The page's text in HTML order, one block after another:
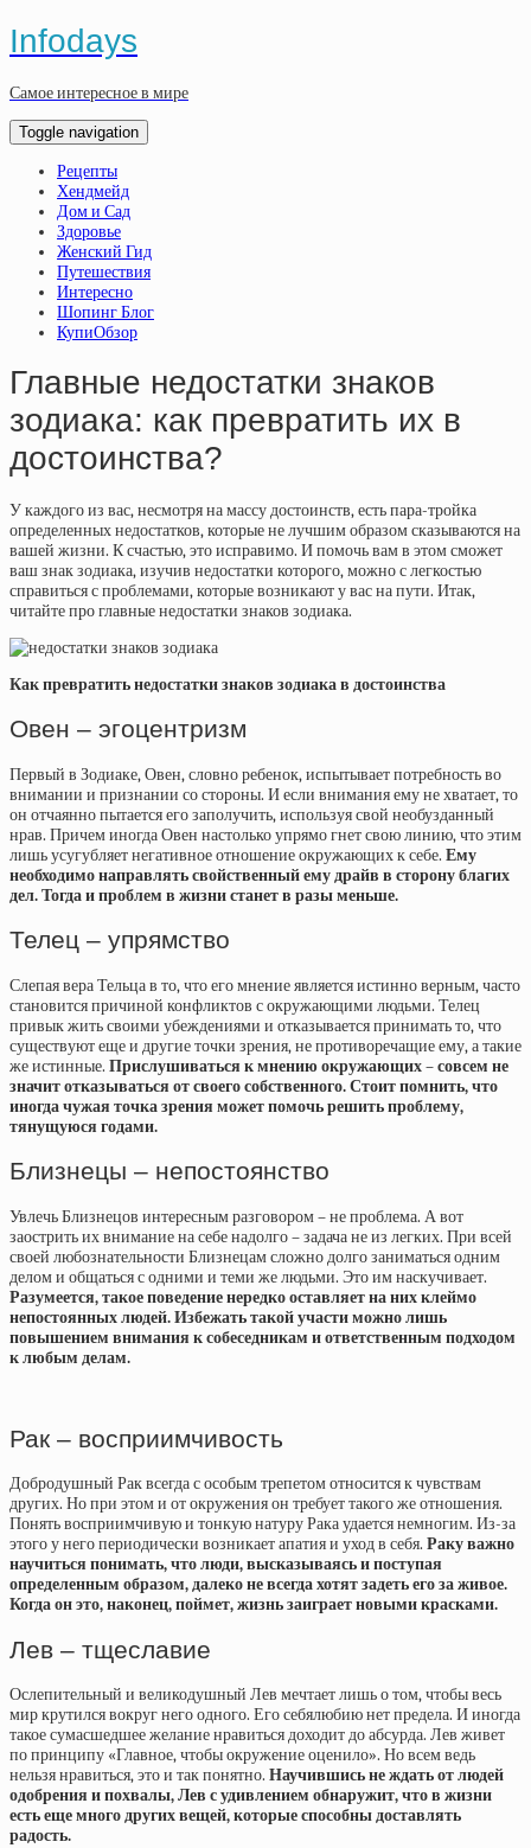
Infodays
Самое интересное в мире
Toggle navigation
Рецепты
Хендмейд
Дом и Сад
Здоровье
Женский Гид
Путешествия
Интересно
Шопинг Блог
КупиОбзор
Главные недостатки знаков
зодиака: как превратить их в
достоинства?
У каждого из вас, несмотря на массу достоинств, есть пара-тройка
определенных недостатков, которые не лучшим образом сказываются на
вашей жизни. К счастью, это исправимо. И помочь вам в этом сможет
ваш знак зодиака, изучив недостатки которого, можно с легкостью
справиться с проблемами, которые возникают у вас на пути. Итак,
читайте про главные недостатки знаков зодиака.
Как превратить недостатки знаков зодиака в достоинства
Овен – эгоцентризм
Первый в Зодиаке, Овен, словно ребенок, испытывает потребность во
внимании и признании со стороны. И если внимания ему не хватает, то
он отчаянно пытается его заполучить, используя свой необузданный
нрав. Причем иногда Овен настолько упрямо гнет свою линию, что этим
лишь усугубляет негативное отношение окружающих к себе. Ему
необходимо направлять свойственный ему драйв в сторону благих
дел. Тогда и проблем в жизни станет в разы меньше.
Телец – упрямство
Слепая вера Тельца в то, что его мнение является истинно верным, часто
становится причиной конфликтов с окружающими людьми. Телец
привык жить своими убеждениями и отказывается принимать то, что
существуют еще и другие точки зрения, не противоречащие ему, а такие
же истинные. Прислушиваться к мнению окружающих – совсем не
значит отказываться от своего собственного. Стоит помнить, что
иногда чужая точка зрения может помочь решить проблему,
тянущуюся годами.
Близнецы – непостоянство
Увлечь Близнецов интересным разговором – не проблема. А вот
заострить их внимание на себе надолго – задача не из легких. При всей
своей любознательности Близнецам сложно долго заниматься одним
делом и общаться с одними и теми же людьми. Это им наскучивает.
Разумеется, такое поведение нередко оставляет на них клеймо
непостоянных людей. Избежать такой участи можно лишь
повышением внимания к собеседникам и ответственным подходом
к любым делам.
Рак – восприимчивость
Добродушный Рак всегда с особым трепетом относится к чувствам
других. Но при этом и от окружения он требует такого же отношения.
Понять восприимчивую и тонкую натуру Рака удается немногим. Из-за
этого у него периодически возникает апатия и уход в себя. Раку важно
научиться понимать, что люди, высказываясь и поступая
определенным образом, далеко не всегда хотят задеть его за живое.
Когда он это, наконец, поймет, жизнь заиграет новыми красками.
Лев – тщеславие
Ослепительный и великодушный Лев мечтает лишь о том, чтобы весь
мир крутился вокруг него одного. Его себялюбию нет предела. И иногда
такое сумасшедшее желание нравиться доходит до абсурда. Лев живет
по принципу «Главное, чтобы окружение оценило». Но всем ведь
нельзя нравиться, это и так понятно. Научившись не ждать от людей
одобрения и похвалы, Лев с удивлением обнаружит, что в жизни
есть еще много других вещей, которые способны доставлять
радость.